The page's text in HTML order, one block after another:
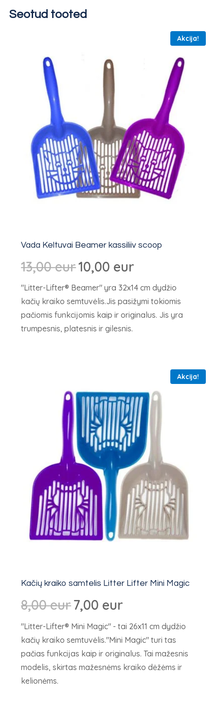
Seotud tooted
Akcija!
Vada Keltuvai Beamer kassiliiv scoop
13,00eur Algne
13,00 €.
10,00 eur
10,00 €.
"Litter-Lifter® Beamer" yra 32x14 cm dydžio
kačių kraiko semtuvėlis.Jis pasižymi tokiomis
pačiomis funkcijomis kaip ir originalus. Jis yra
trumpesnis, platesnis ir gilesnis.
Akcija!
Kačių kraiko samtelis Litter Lifter Mini Magic
8,00eur Algne
8,00 €.
7,00 eur
7,00 €.
"Litter-Lifter® Mini Magic" - tai 26x11 cm dydžio
kačių kraiko semtuvėlis."Mini Magic" turi tas
pačias funkcijas kaip ir originalus. Tai mažesnis
modelis, skirtas mažesnėms kraiko dėžėms ir
kelionėms.